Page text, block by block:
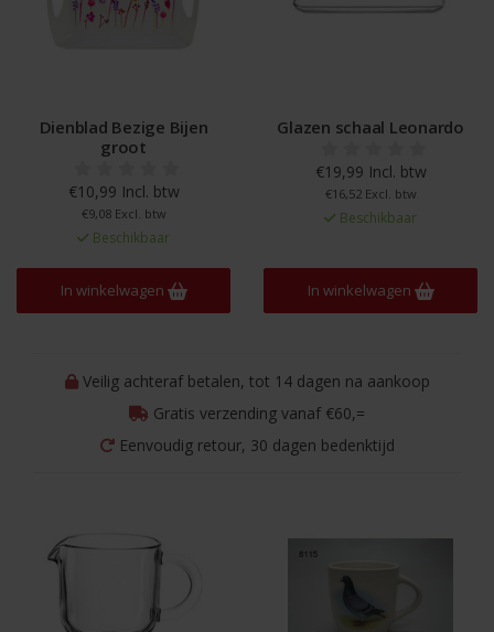
Dienblad Bezige Bijen
groot
€10,99 Incl. btw
€9,08 Excl. btw
Beschikbaar
In winkelwagen
Glazen schaal Leonardo
€19,99 Incl. btw
€16,52 Excl. btw
Beschikbaar
In winkelwagen
Veilig achteraf betalen, tot 14 dagen na aankoop
Gratis verzending vanaf €60,=
Eenvoudig retour, 30 dagen bedenktijd